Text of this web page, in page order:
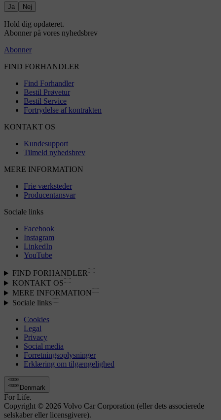
Ja Nej